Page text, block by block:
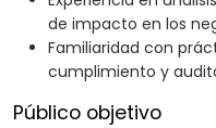
de impacto en los
Familiaridad con
cumplimiento y
Público objetivo